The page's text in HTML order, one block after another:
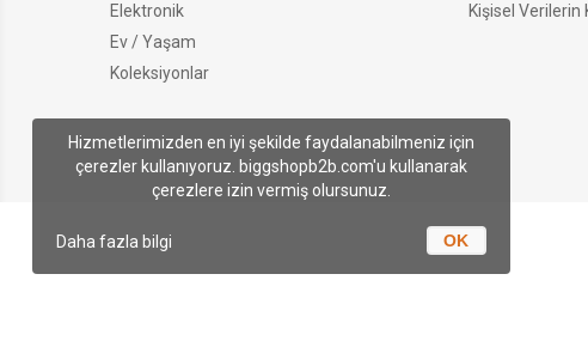
Elektronik
Ev / Yaşam
Koleksiyonlar
Kişisel Verilerin
Hizmetlerimizden en iyi şekilde faydalanabilmeniz için
çerezler kullanıyoruz. biggshopb2b.com'u kullanarak
çerezlere izin vermiş olursunuz.
OK
Daha fazla bilgi